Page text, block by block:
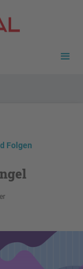
Folgen